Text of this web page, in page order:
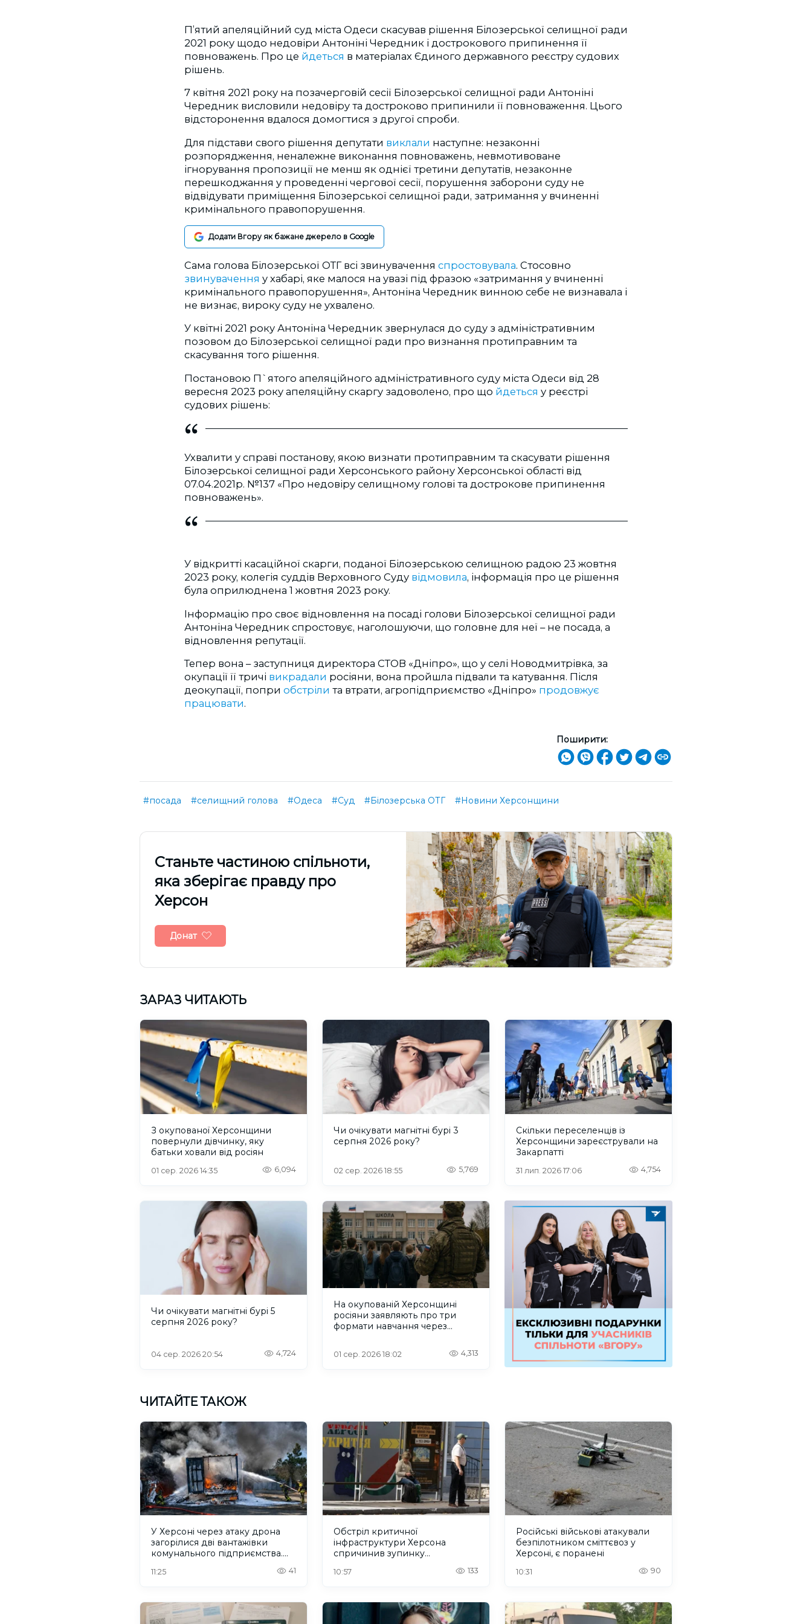
П’ятий апеляційний суд міста Одеси скасував рішення Білозерської селищної ради
2021 року щодо недовіри Антоніні Чередник і дострокового припинення її
повноважень. Про це йдеться в матеріалах Єдиного державного реєстру судових
рішень.
7 квітня 2021 року на позачерговій сесії Білозерської селищної ради Антоніні
Чередник висловили недовіру та достроково припинили її повноваження. Цього
відсторонення вдалося домогтися з другої спроби.
Для підстави свого рішення депутати виклали наступне: незаконні
розпорядження, неналежне виконання повноважень, невмотивоване
ігнорування пропозиції не менш як однієї третини депутатів, незаконне
перешкоджання у проведенні чергової сесії, порушення заборони суду не
відвідувати приміщення Білозерської селищної ради, затримання у вчиненні
кримінального правопорушення.
Додати Вгору як бажане джерело в Google
Сама голова Білозерської ОТГ всі звинувачення спростовувала. Стосовно
звинувачення у хабарі, яке малося на увазі під фразою «затримання у вчиненні
кримінального правопорушення», Антоніна Чередник винною себе не визнавала і
не визнає, вироку суду не ухвалено.
У квітні 2021 року Антоніна Чередник звернулася до суду з адміністративним
позовом до Білозерської селищної ради про визнання протиправним та
скасування того рішення.
Постановою П`ятого апеляційного адміністративного суду міста Одеси від 28
вересня 2023 року апеляційну скаргу задоволено, про що йдеться у реєстрі
судових рішень:
Ухвалити у справі постанову, якою визнати протиправним та скасувати рішення
Білозерської селищної ради Херсонського району Херсонської області від
07.04.2021р. №137 «Про недовіру селищному голові та дострокове припинення
повноважень».
У відкритті касаційної скарги, поданої Білозерською селищною радою 23 жовтня
2023 року, колегія суддів Верховного Суду відмовила, інформація про це рішення
була оприлюднена 1 жовтня 2023 року.
Інформацію про своє відновлення на посаді голови Білозерської селищної ради
Антоніна Чередник спростовує, наголошуючи, що головне для неї – не посада, а
відновлення репутації.
Тепер вона – заступниця директора СТОВ «Дніпро», що у селі Новодмитрівка, за
окупації її тричі викрадали росіяни, вона пройшла підвали та катування. Після
деокупації, попри обстріли та втрати, агропідприємство «Дніпро» продовжує
працювати.
Поширити:
#посада #селищний голова #Одеса #Суд #Білозерська ОТГ #Новини Херсонщини
Cтаньте частиною спільноти,
яка зберігає правду про
Херсон
Донат
ЗАРАЗ ЧИТАЮТЬ
З окупованої Херсонщини
повернули дівчинку, яку
батьки ховали від росіян
01 сер. 2026 14:35 6,094
Чи очікувати магнітні бурі 3
серпня 2026 року?
02 сер. 2026 18:55 5,769
Скільки переселенців із
Херсонщини зареєстрували на
Закарпатті
31 лип. 2026 17:06 4,754
Чи очікувати магнітні бурі 5
серпня 2026 року?
04 сер. 2026 20:54 4,724
На окупованій Херсонщині
росіяни заявляють про три
формати навчання через
01 сер. 2026 18:02 4,313
ЧИТАЙТЕ ТАКОЖ
У Херсоні через атаку дрона
загорілися дві вантажівки
комунального підприємства.
11:25 41
Обстріл критичної
інфраструктури Херсона
спричинив зупинку
зв'язком
10:57 133
Російські військові атакували
безпілотником сміттєвоз у
Херсоні, є поранені
10:31 90